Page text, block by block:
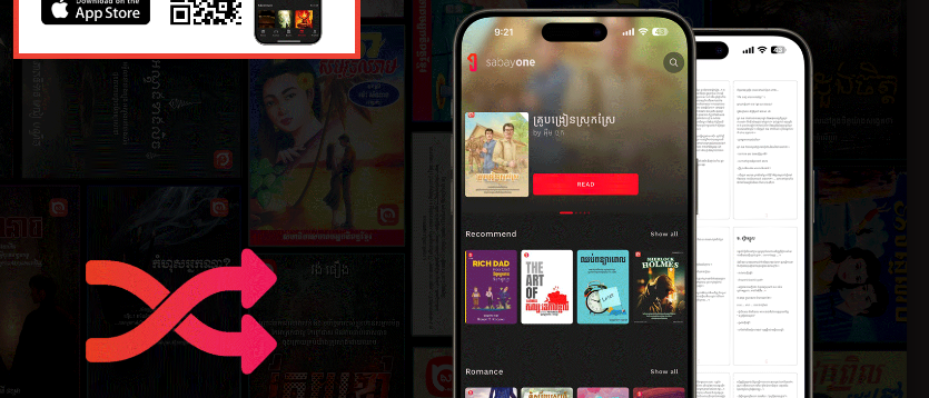
ភាគ​ទី​៧
២១ កុម្ភៈ ២០១៧
ភាគ​ទី​៨
២១ កុម្ភៈ ២០១៧
ភាគ​ទី​៩ ភាគ​ទី​១០
២១ កុម្ភៈ ២០១៧
ភាគ​ទី​១២
២១ កុម្ភៈ ២០១៧
ភាគ​បញ្ចប់
២១ កុម្ភៈ ២០១៧